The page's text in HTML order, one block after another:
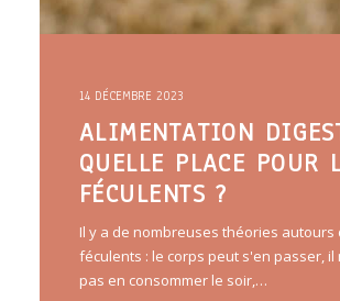
14 DÉCEMBRE 2023
ALIMENTATION
QUELLE PLACE POUR
FÉCULENTS ?
Il y a de nombreuses théories autours
féculents : le corps peut s'en passer, il
pas en consommer le soir,…